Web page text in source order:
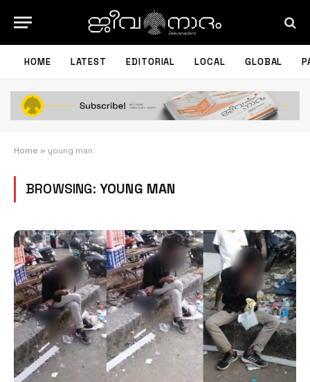
HOME LATEST EDITORIAL LOCAL GLOBAL
Home » young man
BROWSING: YOUNG MAN